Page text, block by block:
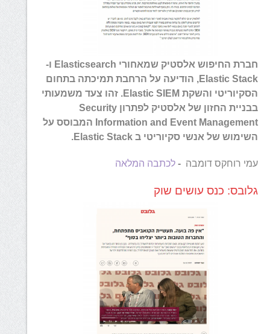
חברת החיפוש אלסטיק שמאחורי Elasticsearch ו-
Elastic Stack, הודיעה על הרחבת תמיכתה בתחום
הסקיוריטי והשקת Elastic SIEM. זהו צעד משמעותי
בבניית החזון של אלסטיק לפתרון Security
Information and Event Management המבוסס על
השימוש של אנשי סקיוריטי ב Elastic Stack.
עמי רוחקס דומבה - לכתבה המלאה
גלובס: כנס עושים שוק